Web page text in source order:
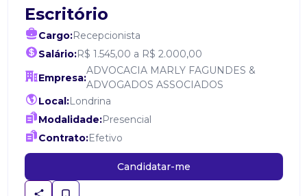
Escritório
Cargo:Recepcionista
Salário:R$ 1.545,00 a R$ 2.000,00
Empresa:
ADVOCACIA MARLY FAGUNDES &
ADVOGADOS ASSOCIADOS
Local:Londrina
Modalidade:Presencial
Contrato:Efetivo
Candidatar-me